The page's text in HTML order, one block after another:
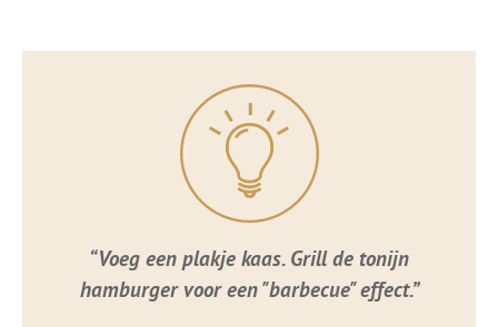
“Voeg een plakje kaas. Grill de tonijn
hamburger voor een "barbecue" effect.”